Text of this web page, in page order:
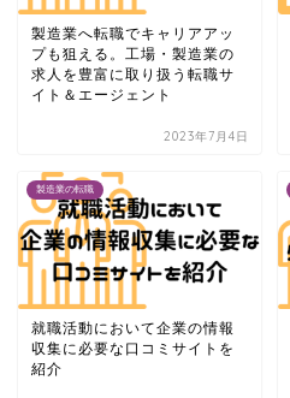
製造業へ転職でキャリアアッ
プも狙える。工場・製造業の
求人を豊富に取り扱う転職サ
イト＆エージェント
2023年7月4日
製造業の転職
就職活動において企業の情報
収集に必要な口コミサイトを
紹介